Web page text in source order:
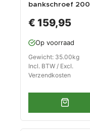
bankschroef 200
uitvoering met
€ 159,95
Op voorraad
Gewicht: 35.00kg
Incl. BTW / Excl.
Verzendkosten